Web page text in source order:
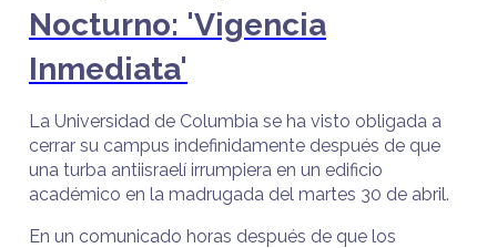
Nocturno: 'Vigencia
Inmediata'
La Universidad de Columbia se ha visto obligada a
cerrar su campus indefinidamente después de que
una turba antiisraelí irrumpiera en un edificio
académico en la madrugada del martes 30 de abril.
En un comunicado horas después de que los